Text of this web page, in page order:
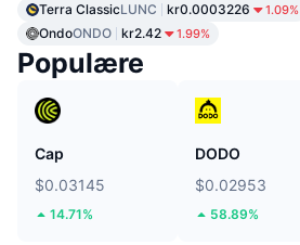
Terra ClassicLUNC kr0.0003226 1.09%
OndoONDO kr2.42 1.99%
Populære
Cap
$0.03145
14.71%
DODO
$0.02953
58.89%